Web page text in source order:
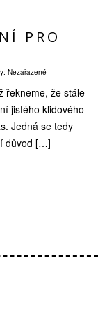
PRO
Nezařazené
řekneme, že stále
jistého klidového
Jedná se tedy
důvod […]